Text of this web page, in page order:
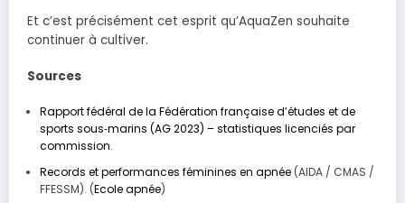
Et c’est précisément cet esprit qu’AquaZen souhaite
continuer à cultiver.
Sources
Rapport fédéral de la Fédération française d’études et de
sports sous‑marins (AG 2023) – statistiques licenciés par
commission.
Records et performances féminines en apnée(AIDA / CMAS /
FFESSM). (Ecole apnée)